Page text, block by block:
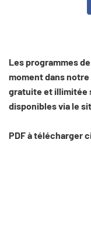
Les programmes
moment dans notre
gratuite et illimitée
disponibles via le
PDF à télécharger